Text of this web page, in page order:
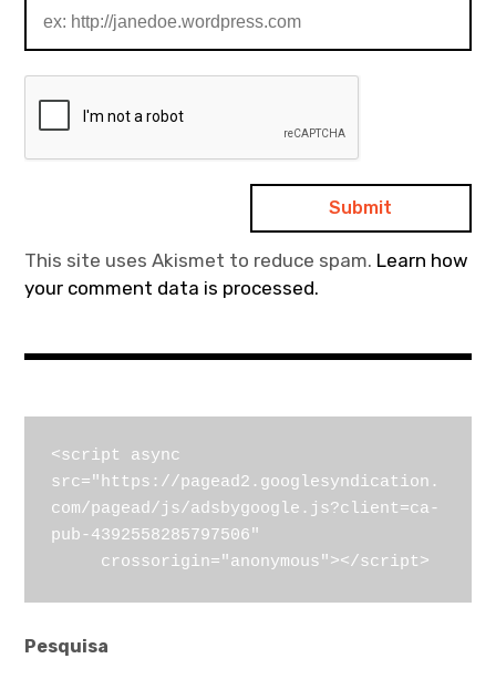
This site uses Akismet to reduce spam. Learn how
your comment data is processed.
<script async
src="https://pagead2.googlesyndication.
com/pagead/js/adsbygoogle.js?client=ca-
pub-4392558285797506"
     crossorigin="anonymous"></script>
Pesquisa